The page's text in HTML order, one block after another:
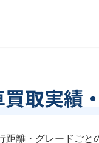
取実績
離・グレードごと